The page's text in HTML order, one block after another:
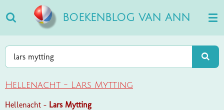
direct
naar
de
hoofdinhoud
BOEKENBLOG VAN ANN
Hellenacht - Lars Mytting
Hellenacht - Lars Mytting